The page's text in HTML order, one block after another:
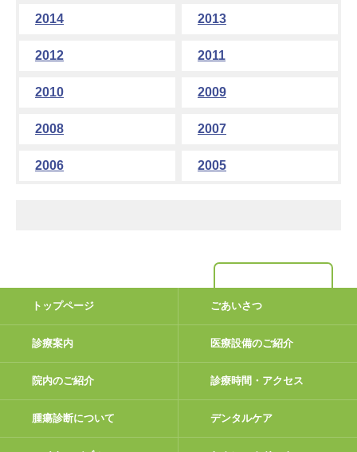
2014 2013
2012 2011
2010 2009
2008 2007
2006 2005
トップページ ごあいさつ
診療案内 医療設備のご紹介
院内のご紹介 診療時間・アクセス
腫瘍診断について デンタルケア